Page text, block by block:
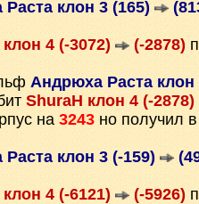
клон 3 (165)
4 (-3072) (-2878)
Андрюха Раста клон
ShuraH клон 4 (-2878)
на 3243 но получил
клон 3 (-159)
4 (-6121) (-5926)